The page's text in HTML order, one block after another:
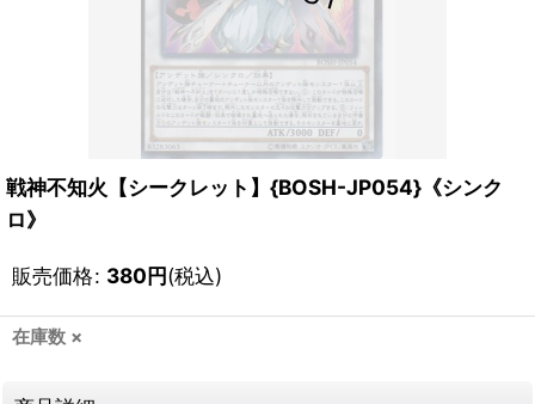
戦神不知火【シークレット】{BOSH-JP054}《シンク
ロ》
販売価格: 380円(税込)
在庫数 ×